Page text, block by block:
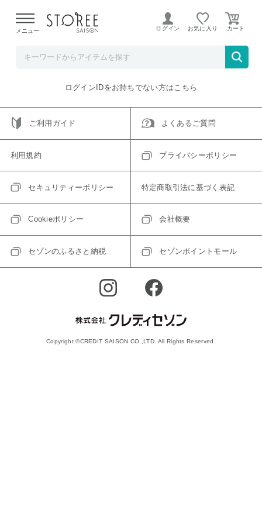
よる配送遅延が発生しております。
メニュー ログイン お気に入り
ご指定のアイテムは取り扱い終了、またはただいま取り扱い
トップへ戻る
ログインIDをお持ちでない方はこちら
ご利用ガイド よくあるご質問
利用規約 プライバシーポリシー
セキュリティーポリシー 特定商取引法に基づく表記
Cookieポリシー 会社概要
セゾンのふるさと納税 セゾンポイントモール
Copyright ©CREDIT SAISON CO.,LTD. All Rights Reserved.